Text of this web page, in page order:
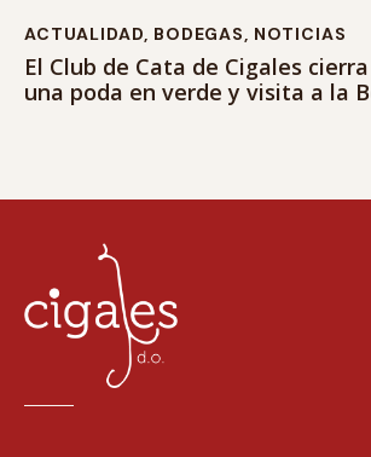
ACTUALIDAD, BODEGAS, NOTICIAS
El Club de Cata de Cigales
una poda en verde y visita a la